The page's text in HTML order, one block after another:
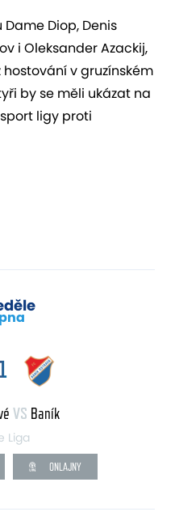
Diop, Denis
i Oleksander Azackij,
v gruzínském
by se měli ukázat na
ligy proti
VS Baník
Liga
ONLAJNY